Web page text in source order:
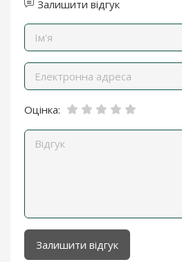
Залишити відгук
Оцінка:
Залишити відгук